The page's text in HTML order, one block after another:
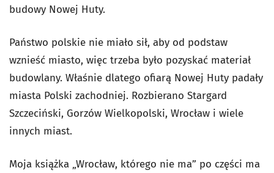
budowy Nowej Huty.
Państwo polskie nie miało sił, aby od podstaw
wznieść miasto, więc trzeba było pozyskać materiał
budowlany. Właśnie dlatego ofiarą Nowej Huty padały
miasta Polski zachodniej. Rozbierano Stargard
Szczeciński, Gorzów Wielkopolski, Wrocław i wiele
innych miast.
Moja książka „Wrocław, którego nie ma” po części ma